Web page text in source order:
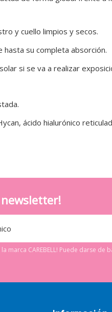
y cuello limpios y secos.
hasta su completa absorción.
si se va a realizar
ácido hialurónico
marca CAREBELL! Puede darse